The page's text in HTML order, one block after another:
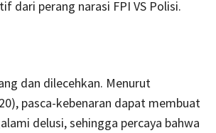
dari perang narasi FPI VS Polisi.
dan dilecehkan. Menurut
pasca-kebenaran dapat membuat
delusi, sehingga percaya bahwa